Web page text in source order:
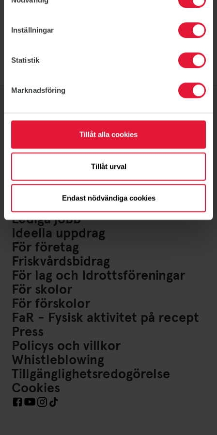
Inställningar
Statistik
Marknadsföring
Tillåt alla cookies
Tillåt urval
Endast nödvändiga cookies
Föreningsliv
Ditt medlemskap
Ny på Friskis
Kontakt
Lediga jobb
Ideella uppdrag
För företag
Friskvårdsbidrag
För lag och Idrottsföreningar
För skolor
För förskolor
FaR - Fysisk aktivitet på recept
Press
Policys och villkor
Whistleblowing
Tillgänglighetsredogörelse
Cookies